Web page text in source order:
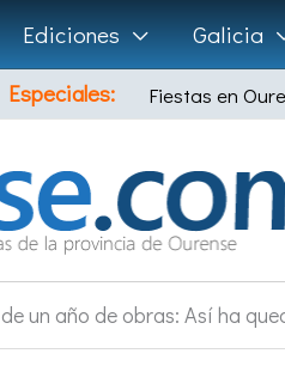
Ediciones Galicia
Especiales:
Fiestas en
un año de obras: Así ha